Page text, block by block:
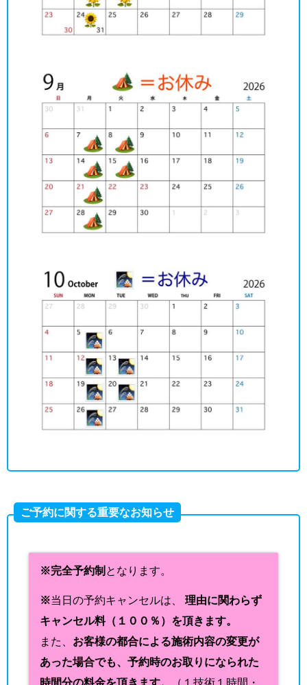
ご予約に関する重要なお知らせ
※完全予約制 となります。
※当日の予約キャンセルは、 理由に関わらず
キャンセル料（１００％）を頂きます。
また、 お客様の都合による施術内容の変更が
あった場合でも、予約時のお取りになられた
時間分の料金を頂きます。
（１技術１時間・